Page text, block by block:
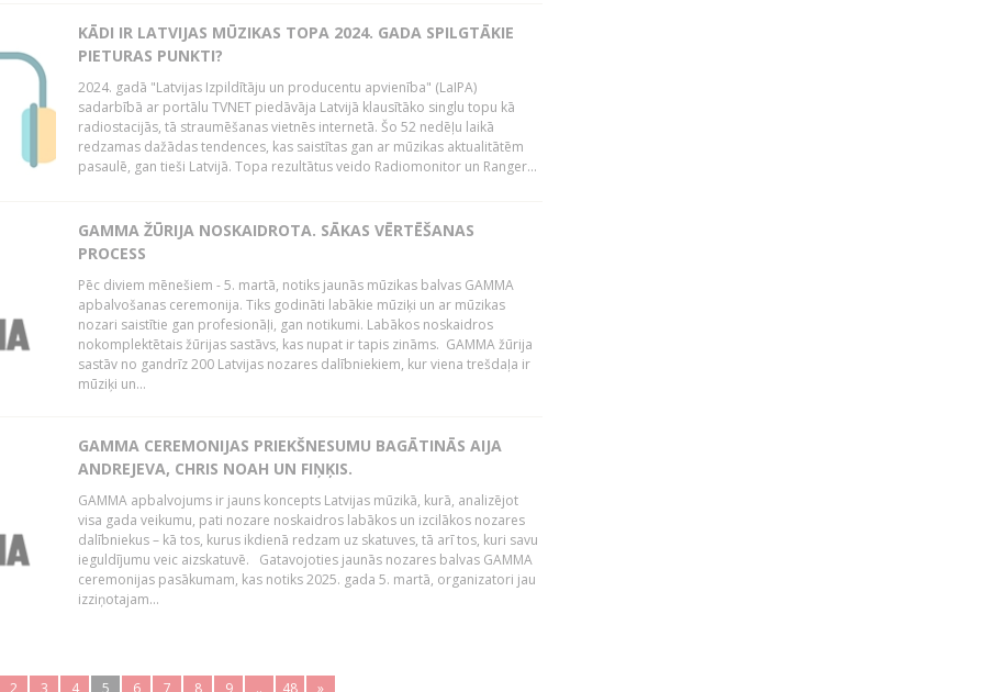
KĀDI IR LATVIJAS MŪZIKAS TOPA 2024. GADA SPILGTĀKIE
PIETURAS PUNKTI?
2024. gadā "Latvijas Izpildītāju un producentu apvienība" (LaIPA)
sadarbībā ar portālu TVNET piedāvāja Latvijā klausītāko singlu topu kā
radiostacijās, tā straumēšanas vietnēs internetā. Šo 52 nedēļu laikā
redzamas dažādas tendences, kas saistītas gan ar mūzikas aktualitātēm
pasaulē, gan tieši Latvijā. Topa rezultātus veido Radiomonitor un Ranger...
GAMMA ŽŪRIJA NOSKAIDROTA. SĀKAS VĒRTĒŠANAS
PROCESS
Pēc diviem mēnešiem - 5. martā, notiks jaunās mūzikas balvas GAMMA
apbalvošanas ceremonija. Tiks godināti labākie mūziķi un ar mūzikas
nozari saistītie gan profesionāļi, gan notikumi. Labākos noskaidros
nokomplektētais žūrijas sastāvs, kas nupat ir tapis zināms. GAMMA žūrija
sastāv no gandrīz 200 Latvijas nozares dalībniekiem, kur viena trešdaļa ir
mūziķi un...
GAMMA CEREMONIJAS PRIEKŠNESUMU BAGĀTINĀS AIJA
ANDREJEVA, CHRIS NOAH UN FIŅĶIS.
GAMMA apbalvojums ir jauns koncepts Latvijas mūzikā, kurā, analizējot
visa gada veikumu, pati nozare noskaidros labākos un izcilākos nozares
dalībniekus – kā tos, kurus ikdienā redzam uz skatuves, tā arī tos, kuri savu
ieguldījumu veic aizskatuvē. Gatavojoties jaunās nozares balvas GAMMA
ceremonijas pasākumam, kas notiks 2025. gada 5. martā, organizatori jau
izziņotajam...
2 3 4 5 6 7 8 9 .. 48 »